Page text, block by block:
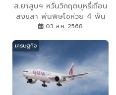
ส.ยาสูบฯ หวั่นวิกฤตบุหรี่เถื่อน
สงขลา พ่นพิษโชห่วย 4 พัน
ราย-ภาษีท้องถิ่นดิ่ง! นายก
ปราบปราม
03 ส.ค. 2568
เศรษฐกิจ